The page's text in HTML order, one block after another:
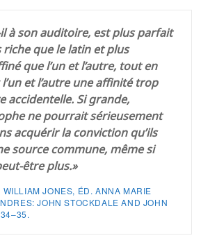
à son auditoire, est plus parfait
riche que le latin et plus
que l’un et l’autre, tout en
et l’autre une affinité trop
accidentelle. Si grande,
ne pourrait sérieusement
acquérir la conviction qu’ils
source commune, même si
être plus.»
JONES, ÉD. ANNA MARIE
JOHN STOCKDALE AND JOHN